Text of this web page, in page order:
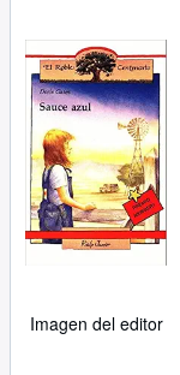
Arte y coleccionismo
Vendedores
Comenzar a vender
Ayuda
Imagen del editor